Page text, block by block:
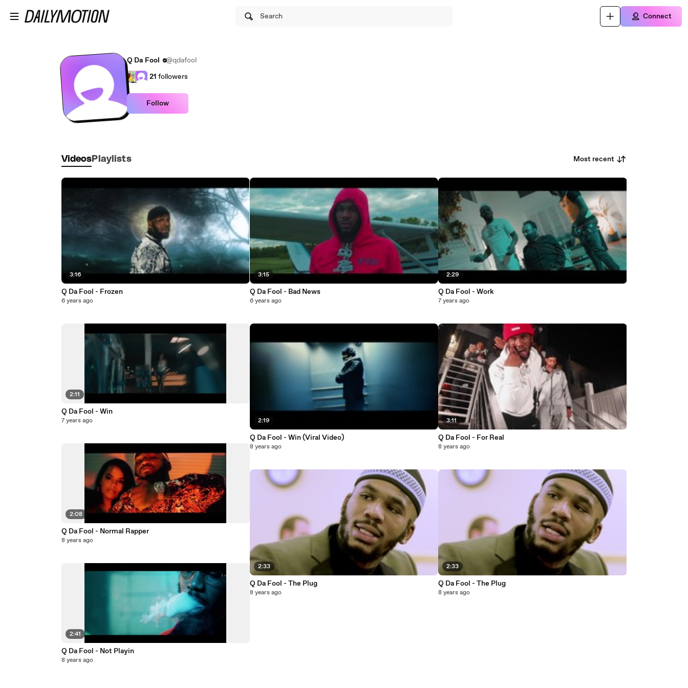
Search Connect
Q Da Fool
@qdafool
21 followers
Follow
Videos Playlists Most recent
3:16
Q Da Fool - Frozen
6 years ago
2:11
Q Da Fool - Win
7 years ago
2:08
Q Da Fool - Normal Rapper
8 years ago
2:41
Q Da Fool - Not Playin
8 years ago
3:15
Q Da Fool - Bad News
6 years ago
2:19
Q Da Fool - Win (Viral Video)
8 years ago
2:33
Q Da Fool - The Plug
8 years ago
2:29
Q Da Fool - Work
7 years ago
3:11
Q Da Fool - For Real
8 years ago
2:33
Q Da Fool - The Plug
8 years ago